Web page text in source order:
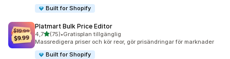
Built for Shopify
Platmart Bulk Price Editor
4,7av 5 stjärnor
(75)
75 recensioner totalt
•Gratisplan tillgänglig
Massredigera priser och kör reor, gör prisändringar för marknader
Built for Shopify